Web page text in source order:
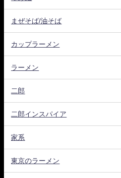
まぜそば/油そば
カップラーメン
ラーメン
二郎
二郎インスパイア
家系
東京のラーメン